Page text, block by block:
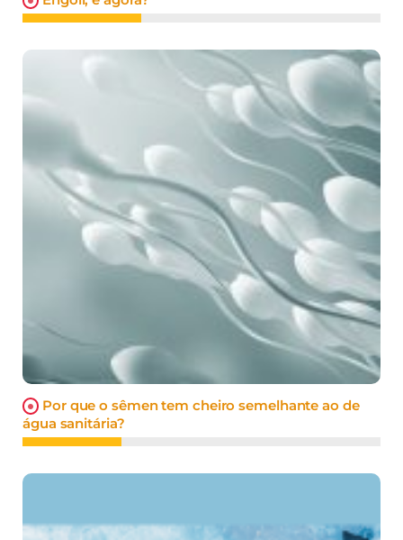
Por que o sêmen tem cheiro semelhante ao de
água sanitária?